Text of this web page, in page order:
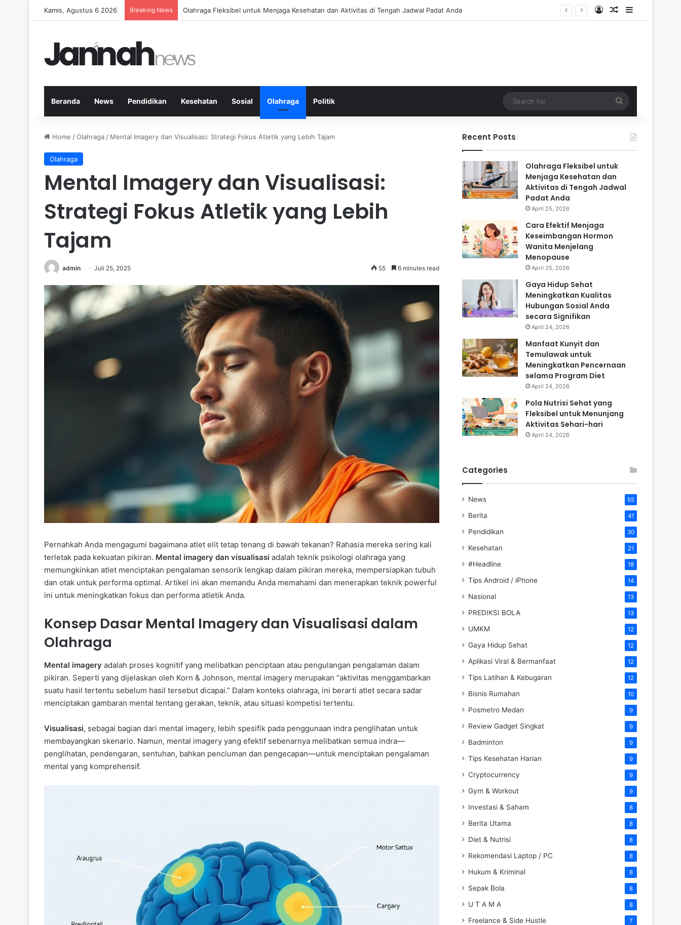
Kamis, Agustus 6 2026 Breaking News Cara Efektif Menjaga Keseimbangan Hormon Wanita Menjelang Menopause Log InRandom Article
Sidebar
Beranda News Pendidikan Kesehatan Sosial Olahraga Politik
for
Home /Olahraga / Mental Imagery dan Visualisasi: Strategi Fokus Atletik yang Lebih Tajam
Olahraga
Mental Imagery dan Visualisasi:
Strategi Fokus Atletik yang Lebih
Tajam
admin Juli 25, 2025 55 6 minutes read
Pernahkah Anda mengagumi bagaimana atlet elit tetap tenang di bawah tekanan? Rahasia mereka sering kali
terletak pada kekuatan pikiran. Mental imagery dan visualisasi adalah teknik psikologi olahraga yang
memungkinkan atlet menciptakan pengalaman sensorik lengkap dalam pikiran mereka, mempersiapkan tubuh
dan otak untuk performa optimal. Artikel ini akan memandu Anda memahami dan menerapkan teknik powerful
ini untuk meningkatkan fokus dan performa atletik Anda.
Konsep Dasar Mental Imagery dan Visualisasi dalam
Olahraga
Mental imagery adalah proses kognitif yang melibatkan penciptaan atau pengulangan pengalaman dalam
pikiran. Seperti yang dijelaskan oleh Korn & Johnson, mental imagery merupakan “aktivitas menggambarkan
suatu hasil tertentu sebelum hasil tersebut dicapai.” Dalam konteks olahraga, ini berarti atlet secara sadar
menciptakan gambaran mental tentang gerakan, teknik, atau situasi kompetisi tertentu.
Visualisasi, sebagai bagian dari mental imagery, lebih spesifik pada penggunaan indra penglihatan untuk
membayangkan skenario. Namun, mental imagery yang efektif sebenarnya melibatkan semua indra—
penglihatan, pendengaran, sentuhan, bahkan penciuman dan pengecapan—untuk menciptakan pengalaman
mental yang komprehensif.
Recent Posts
Olahraga Fleksibel untuk
Menjaga Kesehatan dan
Aktivitas di Tengah Jadwal
Padat Anda
April 25, 2026
Cara Efektif Menjaga
Keseimbangan Hormon
Wanita Menjelang
Menopause
April 25, 2026
Gaya Hidup Sehat
Meningkatkan Kualitas
Hubungan Sosial Anda
secara Signifikan
April 24, 2026
Manfaat Kunyit dan
Temulawak untuk
Meningkatkan Pencernaan
selama Program Diet
April 24, 2026
Pola Nutrisi Sehat yang
Fleksibel untuk Menunjang
Aktivitas Sehari-hari
April 24, 2026
Categories
News 55
Berita 41
Pendidikan 30
Kesehatan 21
#Headline 18
Tips Android / iPhone 14
Nasional 13
PREDIKSI BOLA 13
UMKM 12
Gaya Hidup Sehat 12
Aplikasi Viral & Bermanfaat 12
Tips Latihan & Kebugaran 12
Bisnis Rumahan 10
Posmetro Medan 9
Review Gadget Singkat 9
Badminton 9
Tips Kesehatan Harian 9
Cryptocurrency 9
Gym & Workout 9
Investasi & Saham 8
Berita Utama 8
Diet & Nutrisi 8
Rekomendasi Laptop / PC 8
Hukum & Kriminal 8
Sepak Bola 8
U T A M A 8
Freelance & Side Hustle 7